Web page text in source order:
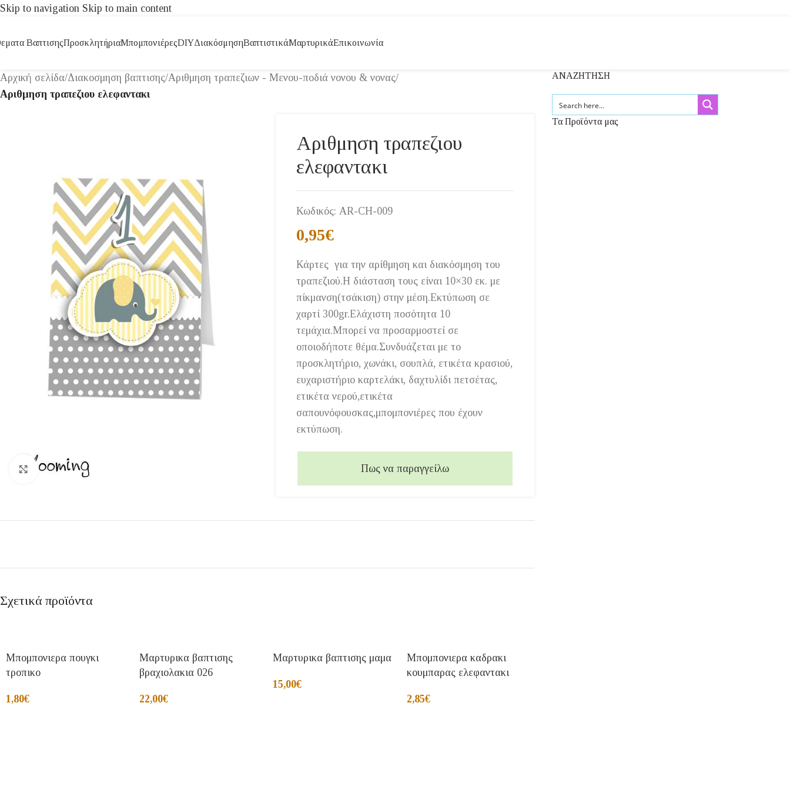
Skip to navigation Skip to main content
ΒαπτισηςΠροσκλητήριαΜπομπονιέρεςDIYΔιακόσμησηΒαπτιστικάΜαρτυρικάΕπικοινωνία
Αρχική σελίδα/Διακοσμηση βαπτισης/Αριθμηση τραπεζιων - Μενου-ποδιά νονου & νονας/
Αριθμηση τραπεζιου ελεφαντακι
Click to enlarge
Αριθμηση τραπεζιου
ελεφαντακι
Κωδικός:AR-CH-009
0,95€
Κάρτες για την αρίθμηση και διακόσμηση του
τραπεζιού.Η διάσταση τους είναι 10×30 εκ. με
πίκμανση(τσάκιση) στην μέση.Εκτύπωση σε
χαρτί 300gr.Ελάχιστη ποσότητα 10
τεμάχια.Μπορεί να προσαρμοστεί σε
οποιοδήποτε θέμα.Συνδυάζεται με το
προσκλητήριο, χωνάκι, σουπλά, ετικέτα κρασιού,
ευχαριστήριο καρτελάκι, δαχτυλίδι πετσέτας,
ετικέτα νερού,ετικέτα
σαπουνόφουσκας,μπομπονιέρες που έχουν
εκτύπωση.
Πως να παραγγείλω
Σχετικά προϊόντα
Μπομπονιερα πουγκι
τροπικο
1,80€
Μαρτυρικα βαπτισης
βραχιολακια 026
22,00€
Μαρτυρικα βαπτισης μαμα
15,00€
Μπομπονιερα καδρακι
κουμπαρας ελεφαντακι
2,85€
ΑΝΑΖΗΤΗΣΗ
Τα Προϊόντα μας